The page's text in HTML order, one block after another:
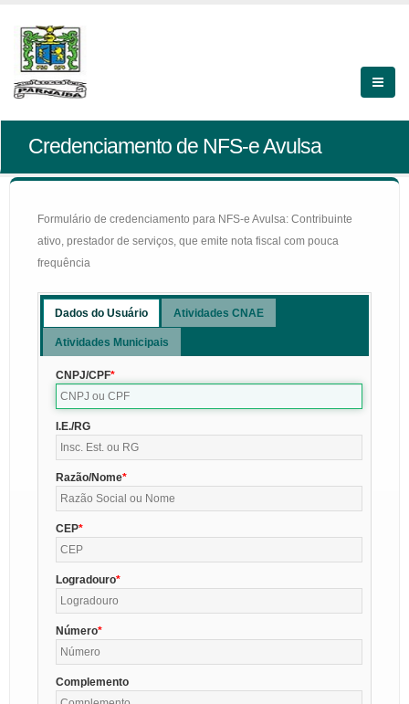
Credenciamento de NFS-e Avulsa
Formulário de credenciamento para NFS-e Avulsa: Contribuinte
ativo, prestador de serviços, que emite nota fiscal com pouca
frequência
Dados do Usuário Atividades CNAE
Atividades Municipais
CNPJ/CPF
I.E./RG
Razão/Nome
CEP
Logradouro
Número
Complemento